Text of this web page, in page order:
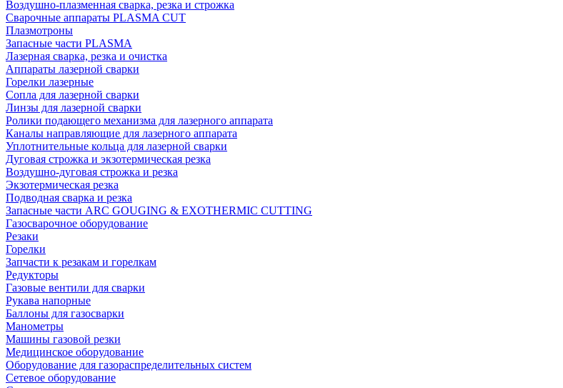
Воздушно-плазменная сварка, резка и строжка
Сварочные аппараты PLASMA CUT
Плазмотроны
Запасные части PLASMA
Лазерная сварка, резка и очистка
Аппараты лазерной сварки
Горелки лазерные
Сопла для лазерной сварки
Линзы для лазерной сварки
Ролики подающего механизма для лазерного аппарата
Каналы направляющие для лазерного аппарата
Уплотнительные кольца для лазерной сварки
Дуговая строжка и экзотермическая резка
Воздушно-дуговая строжка и резка
Экзотермическая резка
Подводная сварка и резка
Запасные части ARC GOUGING & EXOTHERMIC CUTTING
Газосварочное оборудование
Резаки
Горелки
Запчасти к резакам и горелкам
Редукторы
Газовые вентили для сварки
Рукава напорные
Баллоны для газосварки
Манометры
Машины газовой резки
Медицинское оборудование
Оборудование для газораспределительных систем
Сетевое оборудование